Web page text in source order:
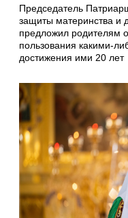
Председатель
защиты материнства и
предложил родителям
пользования какими-
достижения ими 20 лет